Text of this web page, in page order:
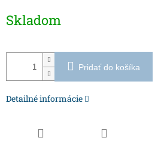
cena:
Skladom
Pridať do košíka
Detailné informácie